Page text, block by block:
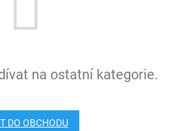
na ostatní kategorie.
DO OBCHODU